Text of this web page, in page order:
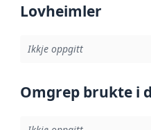
Lovheimler
Ikkje oppgitt
Omgrep brukte i